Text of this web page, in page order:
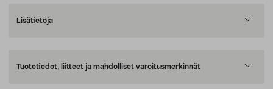
Lisätietoja
Tuotetiedot, liitteet ja mahdolliset varoitusmerkinnät